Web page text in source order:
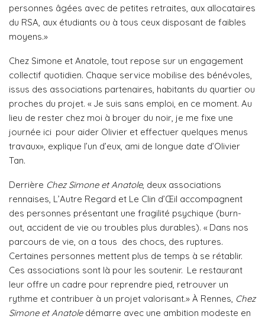
personnes âgées avec de petites retraites, aux allocataires
du RSA, aux étudiants ou à tous ceux disposant de faibles
moyens.»
Chez Simone et Anatole, tout repose sur un engagement
collectif quotidien. Chaque service mobilise des bénévoles,
issus des associations partenaires, habitants du quartier ou
proches du projet. « Je suis sans emploi, en ce moment. Au
lieu de rester chez moi à broyer du noir, je me fixe une
journée ici pour aider Olivier et effectuer quelques menus
travaux», explique l’un d’eux, ami de longue date d’Olivier
Tan.
Derrière Chez Simone et Anatole, deux associations
rennaises, L’Autre Regard et Le Clin d’Œil accompagnent
des personnes présentant une fragilité psychique (burn-
out, accident de vie ou troubles plus durables). « Dans nos
parcours de vie, on a tous des chocs, des ruptures.
Certaines personnes mettent plus de temps à se rétablir.
Ces associations sont là pour les soutenir. Le restaurant
leur offre un cadre pour reprendre pied, retrouver un
rythme et contribuer à un projet valorisant.» À Rennes, Chez
Simone et Anatoledémarre avec une ambition modeste en